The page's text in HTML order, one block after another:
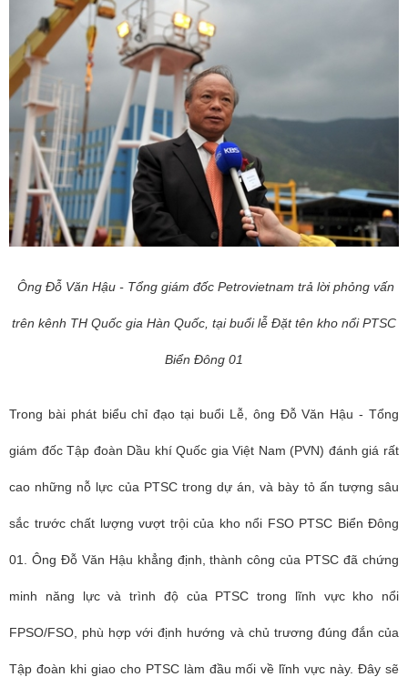
Ông Đỗ Văn Hậu - Tổng giám đốc Petrovietnam trả lời phỏng vấn
trên kênh TH Quốc gia Hàn Quốc, tại buổi lễ Đặt tên kho nổi PTSC
Biển Đông 01
Trong bài phát biểu chỉ đạo tại buổi Lễ, ông Đỗ Văn Hậu - Tổng
giám đốc Tập đoàn Dầu khí Quốc gia Việt Nam (PVN) đánh giá rất
cao những nỗ lực của PTSC trong dự án, và bày tỏ ấn tượng sâu
sắc trước chất lượng vượt trội của kho nổi FSO PTSC Biển Đông
01. Ông Đỗ Văn Hậu khẳng định, thành công của PTSC đã chứng
minh năng lực và trình độ của PTSC trong lĩnh vực kho nổi
FPSO/FSO, phù hợp với định hướng và chủ trương đúng đắn của
Tập đoàn khi giao cho PTSC làm đầu mối về lĩnh vực này. Đây sẽ